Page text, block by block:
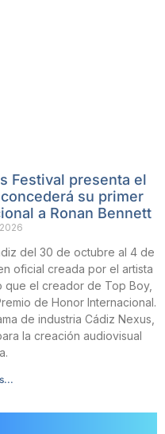
Festival presenta el
su primer
a Ronan Bennett
del 30 de octubre al 4 de
oficial creada por el artista
que el creador de Top Boy,
de Honor Internacional.
de industria Cádiz Nexus,
la creación audiovisual